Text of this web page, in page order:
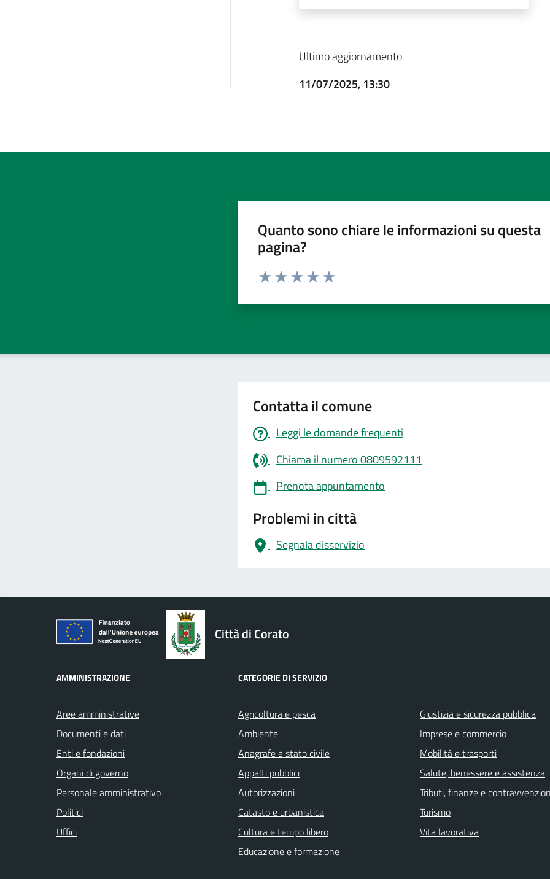
Ultimo aggiornamento
11/07/2025, 13:30
Quanto sono chiare le informazioni su questa
pagina?
Valuta da 1 a 5 stelle la pagina
Contatta il comune
Leggi le domande frequenti
Chiama il numero 0809592111
Prenota appuntamento
Problemi in città
Segnala disservizio
logo Unione Europea
Città di Corato
AMMINISTRAZIONE
Aree amministrative
Documenti e dati
Enti e fondazioni
Organi di governo
Personale amministrativo
Politici
Uffici
CATEGORIE DI SERVIZIO
Agricoltura e pesca
Ambiente
Anagrafe e stato civile
Appalti pubblici
Autorizzazioni
Catasto e urbanistica
Cultura e tempo libero
Educazione e formazione
Giustizia e sicurezza pubblica
Imprese e commercio
Mobilità e trasporti
Salute, benessere e assistenza
Tributi, finanze e
Turismo
Vita lavorativa